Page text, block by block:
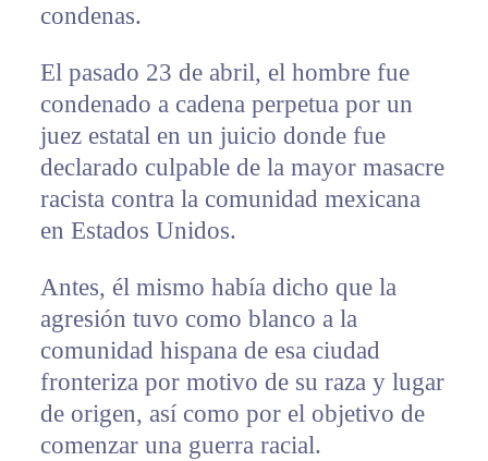
condenas.
El pasado 23 de abril, el hombre fue
condenado a cadena perpetua por un
juez estatal en un juicio donde fue
declarado culpable de la mayor masacre
racista contra la comunidad mexicana
en Estados Unidos.
Antes, él mismo había dicho que la
agresión tuvo como blanco a la
comunidad hispana de esa ciudad
fronteriza por motivo de su raza y lugar
de origen, así como por el objetivo de
comenzar una guerra racial.